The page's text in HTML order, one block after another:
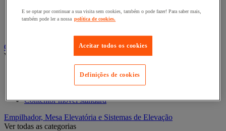
Carros de preparação de encomendas
Reboque industrial
Contentor móvel gradeado
Ver todas as categorias
Acessórios para contentor móvel
Contentor móvel standard
Empilhador, Mesa Elevatória e Sistemas de Elevação
Ver todas as categorias
E se optar por continuar a sua visita sem cookies, também o pode fazer! Para saber mais,
também pode ler a nossa política de cookies.
Aceitar todos os cookies
Definições de cookies